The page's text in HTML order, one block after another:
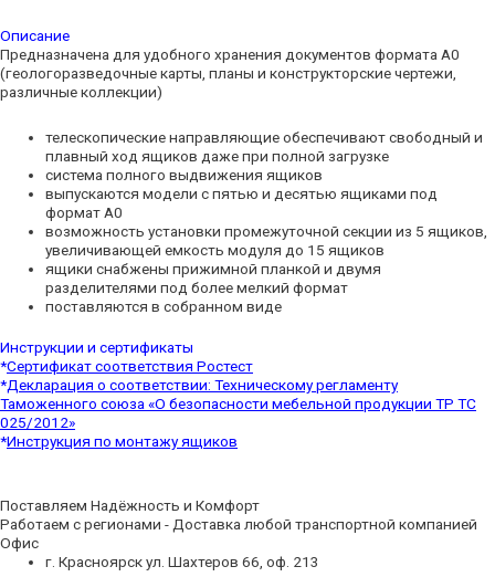
Описание
Предназначена для удобного хранения документов формата А0
(геологоразведочные карты, планы и конструкторские чертежи,
различные коллекции)
телескопические направляющие обеспечивают свободный и
плавный ход ящиков даже при полной загрузке
система полного выдвижения ящиков
выпускаются модели с пятью и десятью ящиками под
формат А0
возможность установки промежуточной секции из 5 ящиков,
увеличивающей емкость модуля до 15 ящиков
ящики снабжены прижимной планкой и двумя
разделителями под более мелкий формат
поставляются в собранном виде
Инструкции и сертификаты
*Cертификат соответствия Ростест
*Декларация о соответствии: Техническому регламенту
Таможенного союза «О безопасности мебельной продукции ТР ТС
025/2012»
*Инструкция по монтажу ящиков
Поставляем Надёжность и Комфорт
Работаем с регионами - Доставка любой транспортной компанией
Офис
г. Красноярск ул. Шахтеров 66, оф. 213